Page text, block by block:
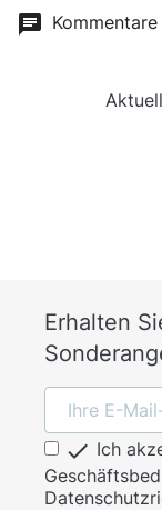
Kommentare
Erhalten
 Ich